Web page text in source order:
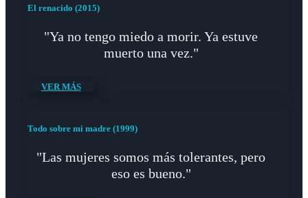
El renacido (2015)
"Ya no tengo miedo a morir. Ya estuve
muerto una vez."
VER MÁS
Todo sobre mi madre (1999)
"Las mujeres somos más tolerantes, pero
eso es bueno."